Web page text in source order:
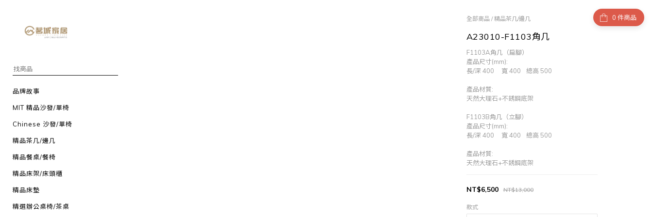
品牌故事
MIT 精品沙發/單椅
Chinese 沙發/單椅
精品茶几/邊几
精品餐桌/餐椅
精品床架/床頭櫃
精品床墊
精選辦公桌椅/茶桌
件商品
全部商品 /精品茶几/邊几
A23010-F1103角几
F1103A角几（扁腳）
產品尺寸(mm):
長/深 400	寬 400	 總高 500
產品材質:
天然大理石+不銹鋼底架
F1103B角几（立腳）
產品尺寸(mm):
長/深 400	寬 400	 總高 500
產品材質:
天然大理石+不銹鋼底架
NT$13,000
NT$6,500
款式